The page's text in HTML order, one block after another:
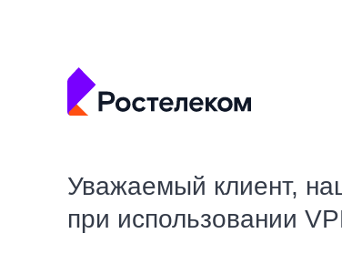
Уважаемый клиент,
при использовании